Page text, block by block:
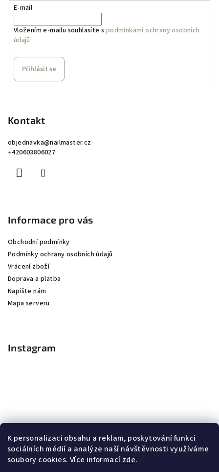
K personalizaci obsahu a reklam, poskytování funkcí
sociálních médií a analýze naší návštěvnosti využíváme
soubory cookies. Více informacízde.
k
i
E-mail
Vložením e-mailu souhlasíte s podmínkami ochrany osobních
údajů
Přihlásit se
Kontakt
objednavka@nailmaster.cz
+420603806027
Informace pro vás
Obchodní podmínky
Podmínky ochrany osobních údajů
Vrácení zboží
Doprava a platba
Napište nám
Mapa serveru
Instagram